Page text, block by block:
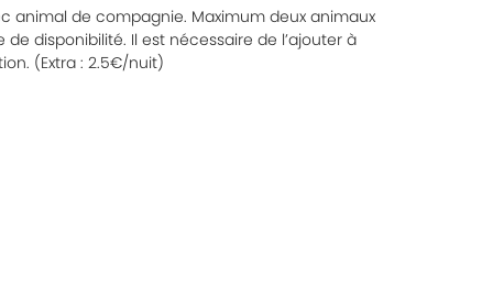
animal de compagnie. Maximum deux animaux
disponibilité. Il est nécessaire de l’ajouter à
(Extra : 2.5€/nuit)